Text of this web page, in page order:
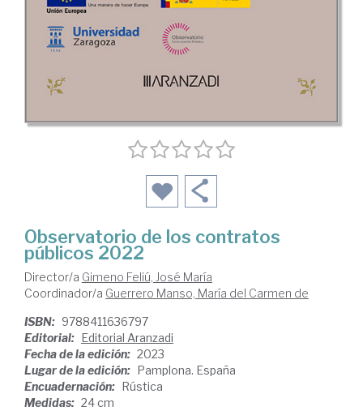
Observatorio de los contratos
públicos 2022
Director/a Gimeno Feliú, José María
Coordinador/a Guerrero Manso, María del Carmen de
ISBN: 9788411636797
Editorial: Editorial Aranzadi
Fecha de la edición: 2023
Lugar de la edición: Pamplona. España
Encuadernación: Rústica
Medidas: 24 cm